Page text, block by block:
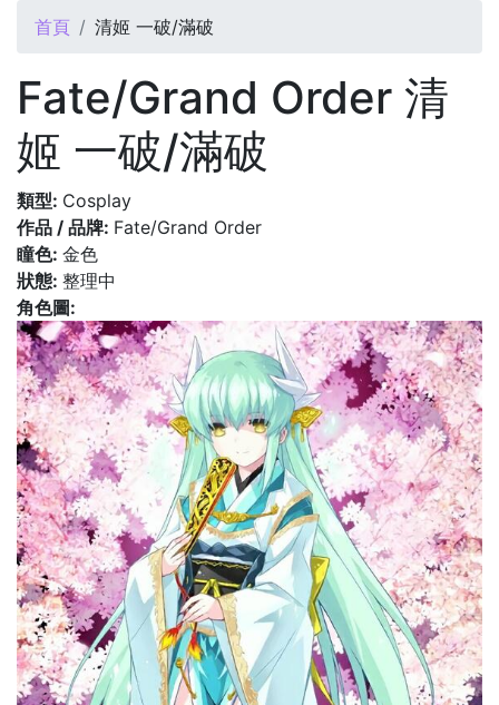
您在這裡
首頁 清姬 一破/滿破
Fate/Grand Order 清
姬 一破/滿破
類型: Cosplay
作品 / 品牌: Fate/Grand Order
瞳色: 金色
狀態: 整理中
角色圖: